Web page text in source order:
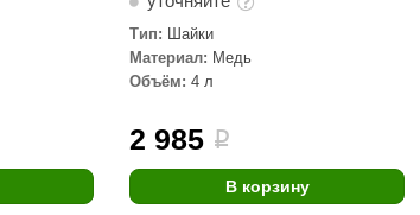
Тип: Шайки
Материал: Медь
Объём: 4 л
2 985 i
В корзину